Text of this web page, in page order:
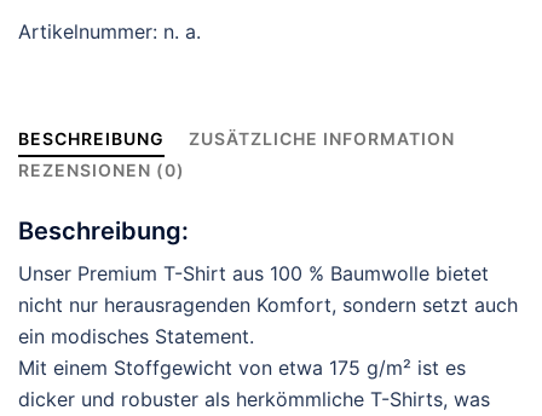
Artikelnummer: n. a.
BESCHREIBUNG
ZUSÄTZLICHE INFORMATION
REZENSIONEN (0)
Beschreibung:
Unser Premium T-Shirt aus 100 % Baumwolle bietet
nicht nur herausragenden Komfort, sondern setzt auch
ein modisches Statement.
Mit einem Stoffgewicht von etwa 175 g/m² ist es
dicker und robuster als herkömmliche T-Shirts, was